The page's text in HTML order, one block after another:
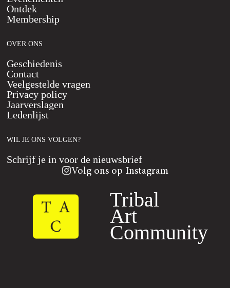
Ontdek
Membership
OVER ONS
Geschiedenis
Contact
Veelgestelde vragen
Privacy policy
Jaarverslagen
Ledenlijst
WIL JE ONS VOLGEN?
Schrijf je in voor de nieuwsbrief
Volg ons op Instagram
Tribal
Art
Community